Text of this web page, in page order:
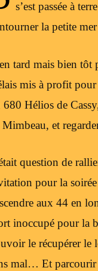
s’est passée à
la petite
tard mais bien tôt
mis à profit
680 Hélios de
Mimbeau, et
question de
pour la
aux 44 en
inoccupé pour la
le récupérer le
mal… Et parcourir